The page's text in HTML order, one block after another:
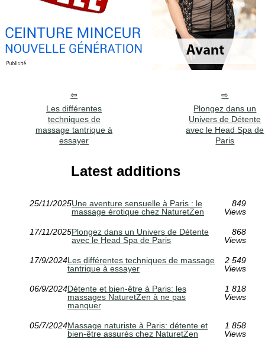
Les différentes
techniques de
massage tantrique à
essayer
Plongez dans un
Univers de Détente
avec le Head Spa de
Paris
Latest additions
25/11/2025Une aventure sensuelle à Paris : le
massage érotique chez NaturetZen
849
Views
17/11/2025Plongez dans un Univers de Détente
avec le Head Spa de Paris
868
Views
17/9/2024Les différentes techniques de massage
tantrique à essayer
2 549
Views
06/9/2024Détente et bien-être à Paris: les
massages NaturetZen à ne pas
manquer
1 818
Views
05/7/2024Massage naturiste à Paris: détente et
bien-être assurés chez NaturetZen
1 858
Views